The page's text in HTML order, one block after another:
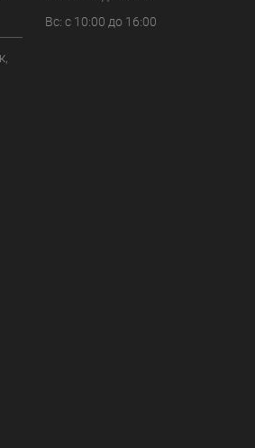
Вс: с 10:00 до 16:00